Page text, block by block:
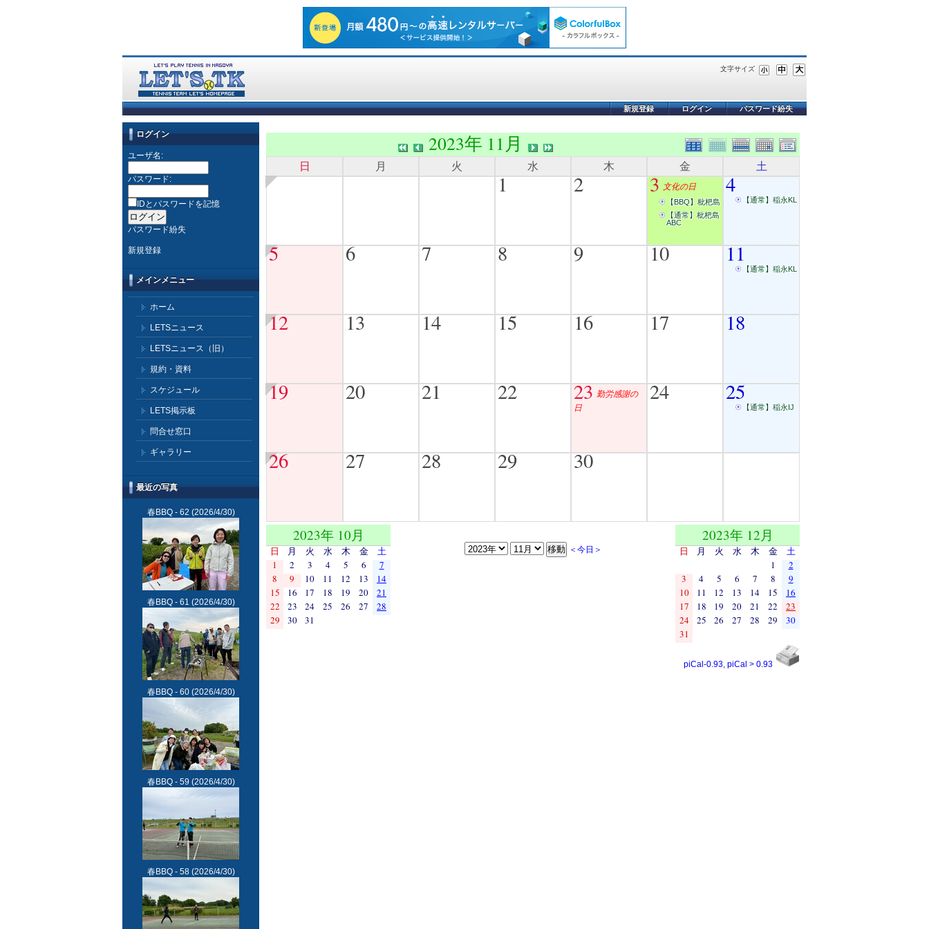
文字サイズ
パスワード紛失
ログイン
新規登録
ログイン
ユーザ名:
パスワード:
IDとパスワードを記憶
パスワード紛失
新規登録
メインメニュー
ホーム
LETSニュース
LETSニュース（旧）
規約・資料
スケジュール
LETS掲示板
問合せ窓口
ギャラリー
最近の写真
春BBQ - 62 (2026/4/30)
春BBQ - 61 (2026/4/30)
春BBQ - 60(2026/4/30)
春BBQ - 59 (2026/4/30)
春BBQ - 58(2026/4/30)
2023年 11月
日 月 火 水 木 金 土
1 2 3 文化の日
【BBQ】枇杷島
【通常】枇杷島
ABC
4
【通常】稲永KL
5 6 7 8 9 10 11
【通常】稲永KL
12 13 14 15 16 17 18
19 20 21 22 23 勤労感謝の
日
24 25
【通常】稲永IJ
26 27 28 29 30
＜今日＞
2023年 10月
日 月 火 水 木 金
土
1
2 3 4 5 6
7
8
9 10 11 12 13
14
15
16 17 18 19 20
21
22
23 24 25 26 27
28
29
30 31
2023年 12月
日 月 火 水 木 金
土
1
2
3
4 5 6 7 8
9
10
11 12 13 14 15
16
17
18 19 20 21 22
23
24
25 26 27 28 29
30
31
piCal-0.93 piCal > 0.93